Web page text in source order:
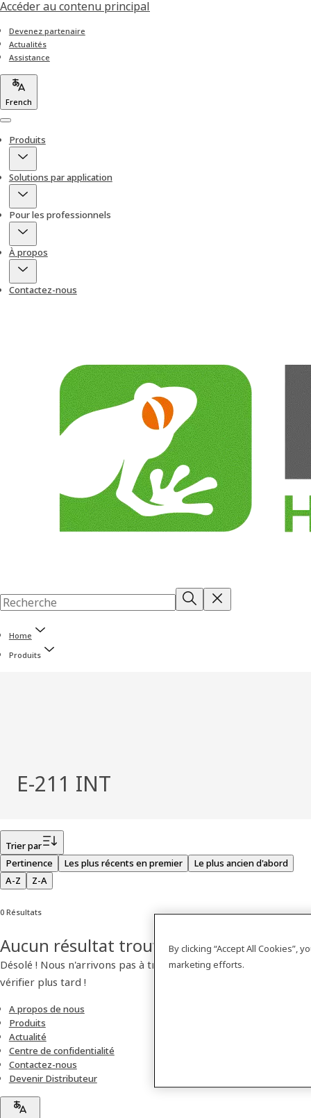
Accéder au contenu principal
Devenez partenaire
Actualités
Assistance
French
Menu
Produits
Solutions par application
Pour les professionnels
À propos
Contactez-nous
Home
Produits
E-211 INT
Trier par
Pertinence
Les plus récents en premier
Le plus ancien d'abord
A-Z
Z-A
0 Résultats
Aucun résultat trouvé
Désolé ! Nous n'arrivons pas à trouver de produit. Veuillez
vérifier plus tard !
A propos de nous
Produits
Actualité
Centre de confidentialité
Contactez-nous
Devenir Distributeur
By clicking “Accept All Cookies”,
marketing efforts.